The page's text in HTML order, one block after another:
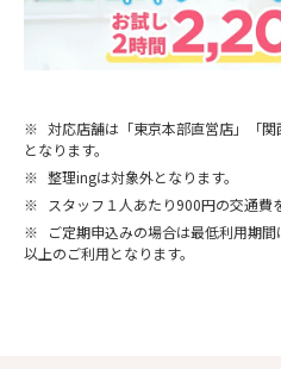
※ 対応店舗は「東京本部直営店」「関
となります。
※ 整理ingは対象外となります。
※
スタッフ１人あたり900円の交通費
※
ご定期申込みの場合は最低利用期
以上のご利用となります。